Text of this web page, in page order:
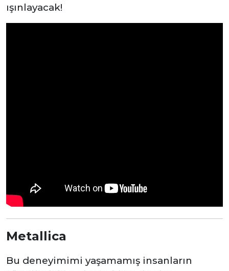
ışınlayacak!
Metallica
Bu deneyimimi yaşamamış insanların